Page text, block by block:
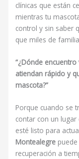
clínicas que están
mientras tu
control y sin saber
que miles de
“¿Dónde
atiendan rápido y
mascota?”
Porque cuando se
contar con un
esté listo para
Montealegre
recuperación a